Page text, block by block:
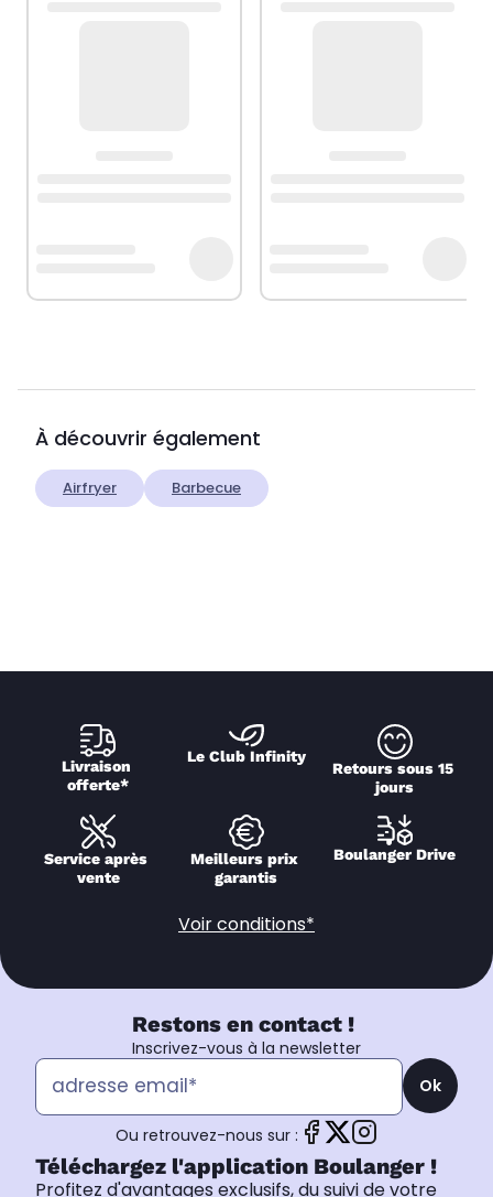
À découvrir également
Airfryer Barbecue
Livraison
offerte*
Le Club Infinity
Retours sous 15
jours
Service après
vente
Meilleurs prix
garantis
Boulanger Drive
Voir conditions*
Restons en contact !
Inscrivez-vous à la newsletter
Ok
Ou retrouvez-nous sur :
Téléchargez l'application Boulanger !
Profitez d'avantages exclusifs, du suivi de votre